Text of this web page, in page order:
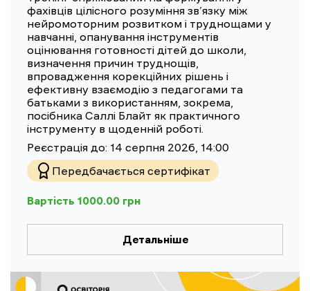
фахівців цілісного розуміння зв’язку між
нейромоторним розвитком і труднощами у
навчанні, опанування інструментів
оцінювання готовності дітей до школи,
визначення причин труднощів,
впровадження корекційних рішень і
ефективну взаємодію з педагогами та
батьками з використанням, зокрема,
посібника Саллі Блайт як практичного
інструменту в щоденній роботі.
Реєстрація до: 14 серпня 2026, 14:00
Передбачається сертифікат
Вартість 1000.00 грн
Детальніше